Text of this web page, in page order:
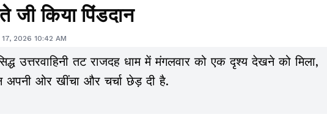
जी किया पिंडदान
2026 10:42 AM
उत्तरवाहिनी तट राजदह धाम में मंगलवार को एक दृश्य देखने को मिला,
अपनी ओर खींचा और चर्चा छेड़ दी है.